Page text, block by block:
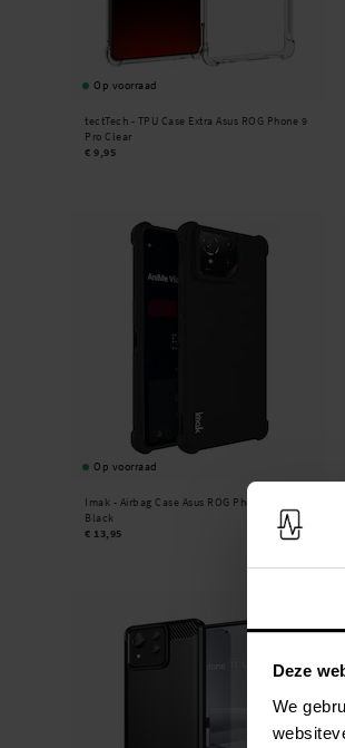
Deze
We
Op voorraad
tectTech - TPU Case Extra Asus ROG Phone 9
Pro Clear
€ 9,95
Op voorraad
Imak - Airbag Case Asus ROG Phone 9 Pro
Black
€ 13,95